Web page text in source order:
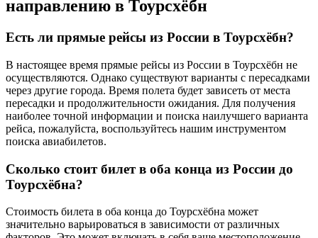
направлению в Тоурсхёбн
Есть ли прямые рейсы из России в Тоурсхёбн?
В настоящее время прямые рейсы из России в Тоурсхёбн не
осуществляются. Однако существуют варианты с пересадками
через другие города. Время полета будет зависеть от места
пересадки и продолжительности ожидания. Для получения
наиболее точной информации и поиска наилучшего варианта
рейса, пожалуйста, воспользуйтесь нашим инструментом
поиска авиабилетов.
Сколько стоит билет в оба конца из России до
Тоурсхёбна?
Стоимость билета в оба конца до Тоурсхёбна может
значительно варьироваться в зависимости от различных